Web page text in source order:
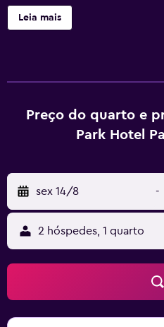
dispõe de 126 acomodações
roupões de banho e chinelos.
mais.Escrivaninhas e
serviço de limpeza é
Leia mais
Preço do quarto e
Park Hotel
sex 14/8 -
2 hóspedes, 1 quarto